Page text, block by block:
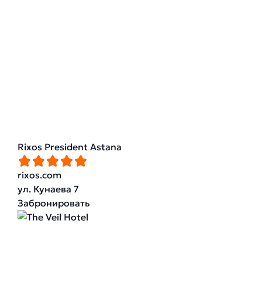
Rixos President Astana
rixos.com
ул. Кунаева 7
Забронировать